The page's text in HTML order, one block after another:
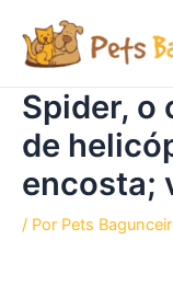
para
conteúdo
Spider, o
de
encosta;
/ Por Pets